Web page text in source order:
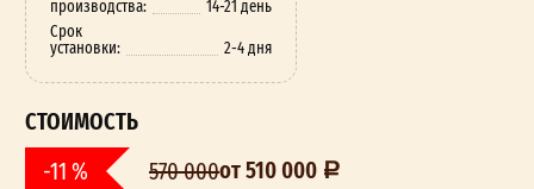
производства:
14-21 день
Срок
установки: 2-4 дня
СТОИМОСТЬ
-11 % 570 000от 510 000